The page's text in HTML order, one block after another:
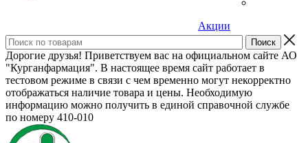
Акции
Дорогие друзья! Приветствуем вас на официальном сайте АО
"Курганфармация". В настоящее время сайт работает в
тестовом режиме в связи с чем временно могут некорректно
отображаться наличие товара и цены. Необходимую
информацию можно получить в единой справочной службе
по номеру 410-010